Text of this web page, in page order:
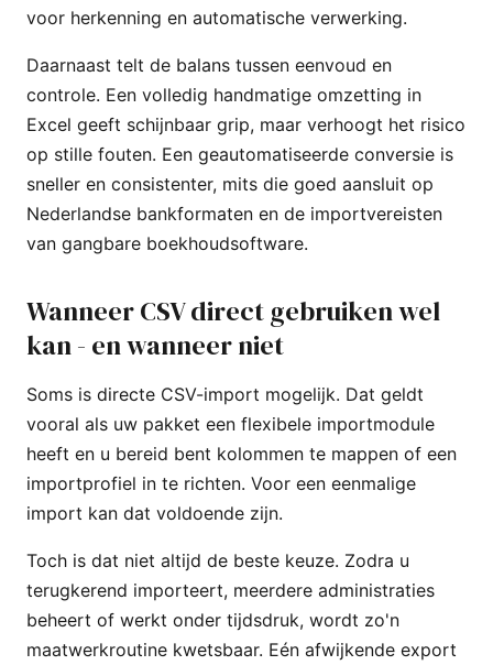
voor herkenning en automatische verwerking.
Daarnaast telt de balans tussen eenvoud en
controle. Een volledig handmatige omzetting in
Excel geeft schijnbaar grip, maar verhoogt het risico
op stille fouten. Een geautomatiseerde conversie is
sneller en consistenter, mits die goed aansluit op
Nederlandse bankformaten en de importvereisten
van gangbare boekhoudsoftware.
Wanneer CSV direct gebruiken wel
kan - en wanneer niet
Soms is directe CSV-import mogelijk. Dat geldt
vooral als uw pakket een flexibele importmodule
heeft en u bereid bent kolommen te mappen of een
importprofiel in te richten. Voor een eenmalige
import kan dat voldoende zijn.
Toch is dat niet altijd de beste keuze. Zodra u
terugkerend importeert, meerdere administraties
beheert of werkt onder tijdsdruk, wordt zo'n
maatwerkroutine kwetsbaar. Eén afwijkende export